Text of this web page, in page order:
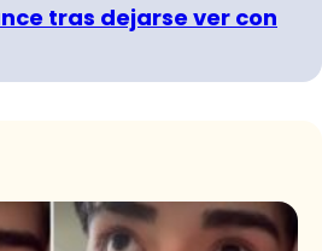
tras dejarse ver con